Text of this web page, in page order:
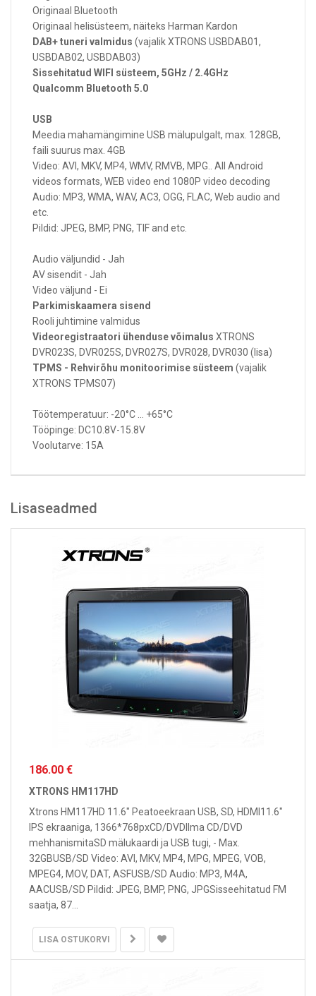
Originaal Bluetooth
Originaal helisüsteem, näiteks Harman Kardon
DAB+ tuneri valmidus (vajalik XTRONS USBDAB01,
USBDAB02, USBDAB03)
Sissehitatud WIFI süsteem, 5GHz / 2.4GHz
Qualcomm Bluetooth 5.0
USB
Meedia mahamängimine USB mälupulgalt, max. 128GB,
faili suurus max. 4GB
Video: AVI, MKV, MP4, WMV, RMVB, MPG.. All Android
videos formats, WEB video end 1080P video decoding
Audio: MP3, WMA, WAV, AC3, OGG, FLAC, Web audio and
etc.
Pildid: JPEG, BMP, PNG, TIF and etc.
Audio väljundid - Jah
AV sisendit - Jah
Video väljund - Ei
Parkimiskaamera sisend
Rooli juhtimine valmidus
Videoregistraatori ühenduse võimalus XTRONS
DVR023S, DVR025S, DVR027S, DVR028, DVR030 (lisa)
TPMS - Rehvirõhu monitoorimise süsteem (vajalik
XTRONS TPMS07)
Töötemperatuur: -20°C ... +65°C
Tööpinge: DC10.8V-15.8V
Voolutarve: 15A
Lisaseadmed
186.00 €
XTRONS HM117HD
Xtrons HM117HD 11.6" Peatoeekraan USB, SD, HDMI11.6"
IPS ekraaniga, 1366*768pxCD/DVDIlma CD/DVD
mehhanismitaSD mälukaardi ja USB tugi, - Max.
32GBUSB/SD Video: AVI, MKV, MP4, MPG, MPEG, VOB,
MPEG4, MOV, DAT, ASFUSB/SD Audio: MP3, M4A,
AACUSB/SD Pildid: JPEG, BMP, PNG, JPGSisseehitatud FM
saatja, 87...
LISA OSTUKORVI